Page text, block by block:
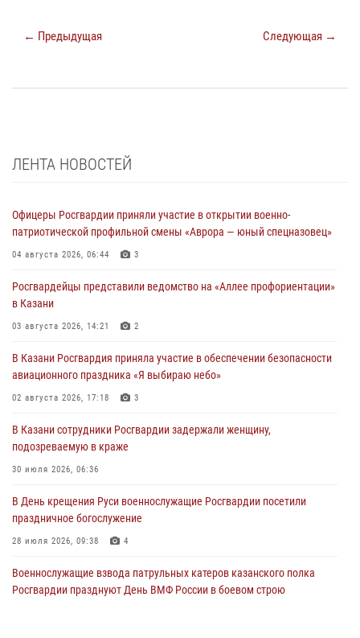
← Предыдущая Следующая →
ЛЕНТА НОВОСТЕЙ
Офицеры Росгвардии приняли участие в открытии военно-
патриотической профильной смены «Аврора — юный спецназовец»
04 августа 2026, 06:44 3
Росгвардейцы представили ведомство на «Аллее профориентации»
в Казани
03 августа 2026, 14:21 2
В Казани Росгвардия приняла участие в обеспечении безопасности
авиационного праздника «Я выбираю небо»
02 августа 2026, 17:18 3
В Казани сотрудники Росгвардии задержали женщину,
подозреваемую в краже
30 июля 2026, 06:36
В День крещения Руси военнослужащие Росгвардии посетили
праздничное богослужение
28 июля 2026, 09:38 4
Военнослужащие взвода патрульных катеров казанского полка
Росгвардии празднуют День ВМФ России в боевом строю